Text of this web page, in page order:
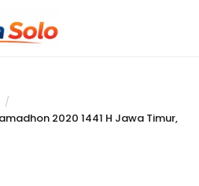
2020 1441 H Jawa Timur,